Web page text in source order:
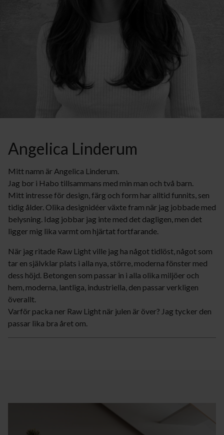
Angelica Linderum
Mitt namn är Angelica Linderum.
Jag bor i Habo tillsammans med min man och två barn.
Mitt intresse för design, färg och form har alltid funnits, sen
tidig ålder. Olika designidéer växte fram när jag jobbade med
belysning. Idag jobbar jag inte med det dagligen, men det
ligger mig lika varmt om hjärtat fortfarande.
När jag ritade Raw Light ville jag ha något tidlöst, något som
tar en självklar plats i alla nya, större, moderna fönster med
dess höjd. Betongen som passar in i alla olika miljöer och
hem, moderna, lantliga, industriella, den passar verkligen
överallt.
Varför packa ner Raw Light när julen är över? Jag tycker den
passar lika bra året om.